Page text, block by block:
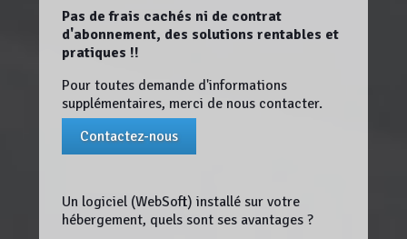
Pas de frais cachés ni de contrat
d'abonnement, des solutions rentables et
pratiques !!
Pour toutes demande d'informations
supplémentaires, merci de nous contacter.
Contactez-nous
Un logiciel (WebSoft) installé sur votre
hébergement, quels sont ses avantages ?